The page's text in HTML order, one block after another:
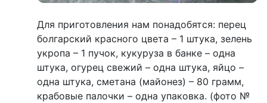
Для приготовления нам понадобятся: перец
болгарский красного цвета – 1 штука, зелень
укропа – 1 пучок, кукуруза в банке – одна
штука, огурец свежий – одна штука, яйцо –
одна штука, сметана (майонез) – 80 грамм,
крабовые палочки – одна упаковка. (фото №